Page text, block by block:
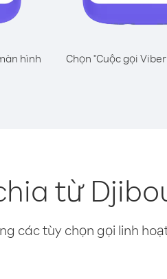
hình
Chọn "Cuộc gọi
từ
các tùy chọn gọi linh